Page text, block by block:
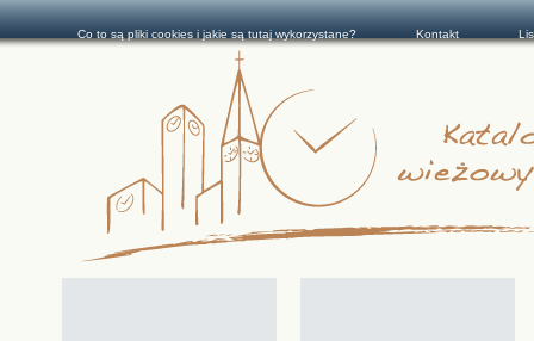
Co to są pliki cookies i jakie są tutaj wykorzystane? Kontakt